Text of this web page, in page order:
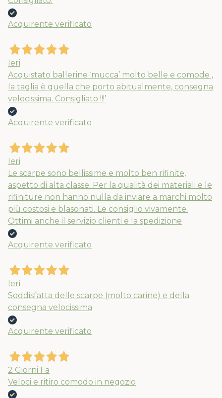
Acquirente verificato
Ieri
Acquistato ballerine ‘mucca’ molto belle e comode ,
la taglia è quella che porto abitualmente, consegna
velocissima. Consigliato !!!’
Acquirente verificato
Ieri
Le scarpe sono bellissime e molto ben rifinite,
aspetto di alta classe. Per la qualità dei materiali e le
rifiniture non hanno nulla da inviare a marchi molto
più costosi e blasonati. Le consiglio vivamente.
Ottimi anche il servizio clienti e la spedizione
Acquirente verificato
Ieri
Soddisfatta delle scarpe (molto carine) e della
consegna velocissima
Acquirente verificato
2 Giorni Fa
Veloci e ritiro comodo in negozio
Nuovi ribassi fino al 70%
chiusura solo per gli ordini effettuati
entro il 5/08
APPROFITTANE ORA